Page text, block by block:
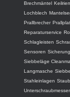
Brechmäntel
Lochblech
Prallbrecher
Reparaturservice
Schlagleisten
Sensoren
Siebbeläge
Langmasche
Stahleinlagen
Unterschraubmesser